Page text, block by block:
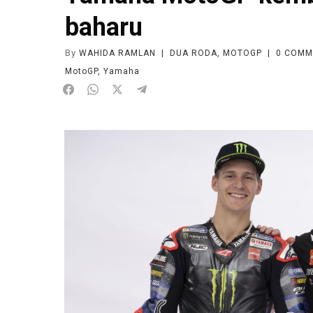
baharu
By WAHIDA RAMLAN DUA RODA, MOTOGP 0
MotoGP, Yamaha